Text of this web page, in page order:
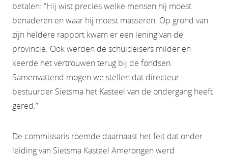
betalen: “Hij wist precies welke mensen hij moest
benaderen en waar hij moest masseren. Op grond van
zijn heldere rapport kwam er een lening van de
provincie. Ook werden de schuldeisers milder en
keerde het vertrouwen terug bij de fondsen.
Samenvattend mogen we stellen dat directeur-
bestuurder Sietsma het Kasteel van de ondergang heeft
gered.”
De commissaris roemde daarnaast het feit dat onder
leiding van Sietsma Kasteel Amerongen werd